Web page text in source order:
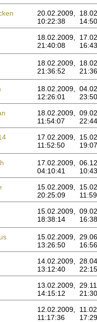
20.02.2009,
10:22:38
18.02.2009,
21:40:08
18.02.2009,
21:36:52
18.02.2009,
12:26:01
18.02.2009,
11:54:07
17.02.2009,
11:52:50
17.02.2009,
04:10:41
15.02.2009,
20:25:09
15.02.2009,
18:38:14
15.02.2009,
13:26:50
14.02.2009,
13:12:40
13.02.2009,
14:15:12
12.02.2009,
11:17:36